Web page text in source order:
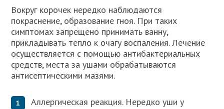
Вокруг корочек нередко наблюдаются
покраснение, образование гноя. При таких
симптомах запрещено принимать ванну,
прикладывать тепло к очагу воспаления. Лечение
осуществляется с помощью антибактериальных
средств, места за ушами обрабатываются
антисептическими мазями.
Аллергическая реакция. Нередко уши у